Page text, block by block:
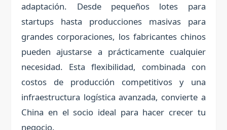
adaptación. Desde pequeños lotes para
startups hasta producciones masivas para
grandes corporaciones, los fabricantes chinos
pueden ajustarse a prácticamente cualquier
necesidad. Esta flexibilidad, combinada con
costos de producción competitivos y una
infraestructura logística avanzada, convierte a
China en el socio ideal para hacer crecer tu
negocio.